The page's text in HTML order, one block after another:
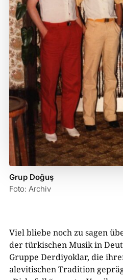
Grup Doğuş
Foto: Archiv
Viel bliebe noch zu sagen
der türkischen Musik in
Gruppe Derdiyoklar, die
alevitischen Tradition